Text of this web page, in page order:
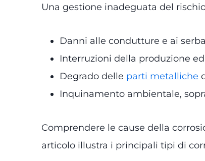
Una gestione inadeguata del
Danni alle condutture e ai
Interruzioni della produzione
Degrado delle parti metalliche
Inquinamento ambientale,
Comprendere le cause della
articolo illustra i principali tipi di